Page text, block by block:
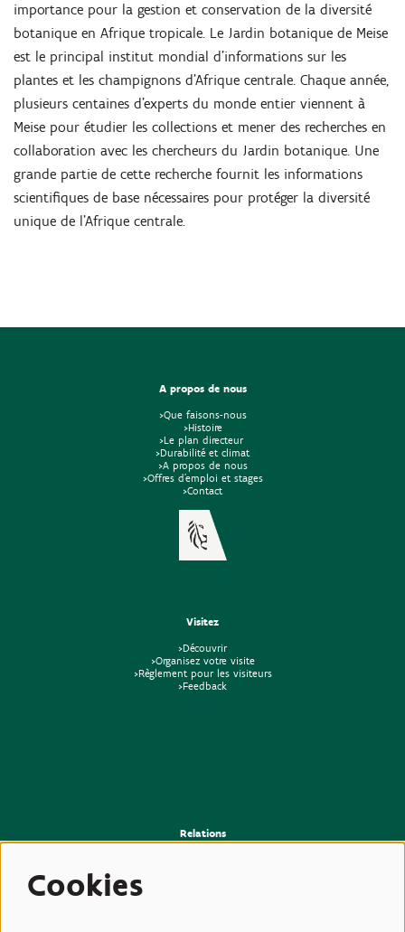
importance pour la gestion et conservation de la diversité
botanique en Afrique tropicale. Le Jardin botanique de Meise
est le principal institut mondial d'informations sur les
plantes et les champignons d'Afrique centrale. Chaque année,
plusieurs centaines d'experts du monde entier viennent à
Meise pour étudier les collections et mener des recherches en
collaboration avec les chercheurs du Jardin botanique. Une
grande partie de cette recherche fournit les informations
scientifiques de base nécessaires pour protéger la diversité
unique de l'Afrique centrale.
A propos de nous
>Que faisons-nous
>Histoire
>Le plan directeur
>Durabilité et climat
>A propos de nous
>Offres d'emploi et stages
>Contact
Visitez
>Découvrir
>Organisez votre visite
>Règlement pour les visiteurs
>Feedback
Relations
Cookies